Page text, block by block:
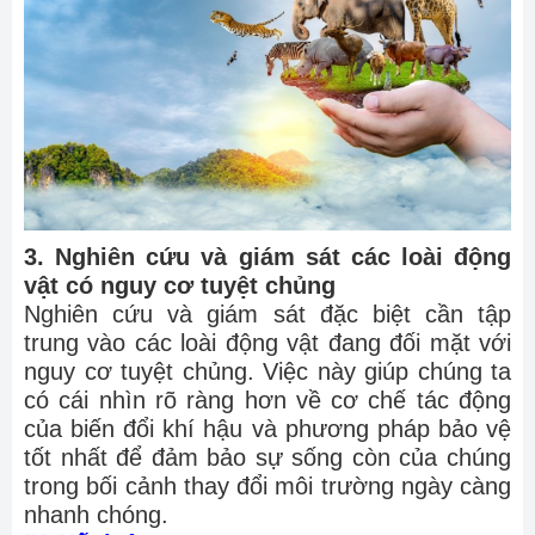
3. Nghiên cứu và giám sát các loài động
vật có nguy cơ tuyệt chủng
Nghiên cứu và giám sát đặc biệt cần tập
trung vào các loài động vật đang đối mặt với
nguy cơ tuyệt chủng. Việc này giúp chúng ta
có cái nhìn rõ ràng hơn về cơ chế tác động
của biến đổi khí hậu và phương pháp bảo vệ
tốt nhất để đảm bảo sự sống còn của chúng
trong bối cảnh thay đổi môi trường ngày càng
nhanh chóng.